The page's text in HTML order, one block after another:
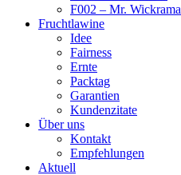
F002 – Mr. Wickrama
Fruchtlawine
Idee
Fairness
Ernte
Packtag
Garantien
Kundenzitate
Über uns
Kontakt
Empfehlungen
Aktuell